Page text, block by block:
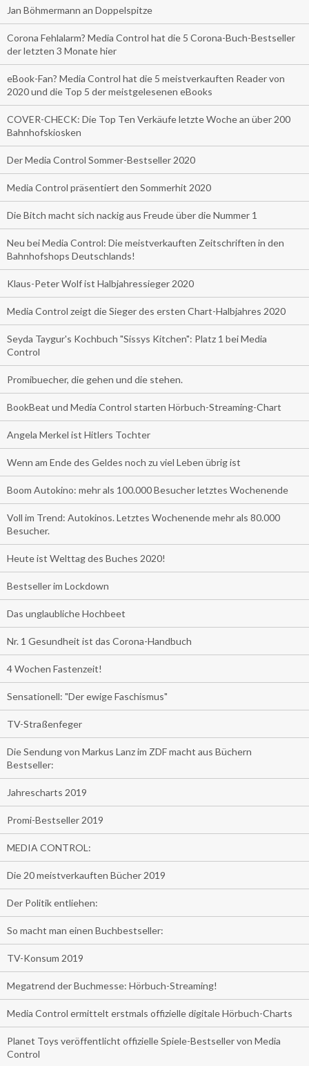
Jan Böhmermann an Doppelspitze
Corona Fehlalarm? Media Control hat die 5 Corona-Buch-Bestseller
der letzten 3 Monate hier
eBook-Fan? Media Control hat die 5 meistverkauften Reader von
2020 und die Top 5 der meistgelesenen eBooks
COVER-CHECK: Die Top Ten Verkäufe letzte Woche an über 200
Bahnhofskiosken
Der Media Control Sommer-Bestseller 2020
Media Control präsentiert den Sommerhit 2020
Die Bitch macht sich nackig aus Freude über die Nummer 1
Neu bei Media Control: Die meistverkauften Zeitschriften in den
Bahnhofshops Deutschlands!
Klaus-Peter Wolf ist Halbjahressieger 2020
Media Control zeigt die Sieger des ersten Chart-Halbjahres 2020
Seyda Taygur's Kochbuch "Sissys Kitchen": Platz 1 bei Media
Control
Promibuecher, die gehen und die stehen.
BookBeat und Media Control starten Hörbuch-Streaming-Chart
Angela Merkel ist Hitlers Tochter
Wenn am Ende des Geldes noch zu viel Leben übrig ist
Boom Autokino: mehr als 100.000 Besucher letztes Wochenende
Voll im Trend: Autokinos. Letztes Wochenende mehr als 80.000
Besucher.
Heute ist Welttag des Buches 2020!
Bestseller im Lockdown
Das unglaubliche Hochbeet
Nr. 1 Gesundheit ist das Corona-Handbuch
4 Wochen Fastenzeit!
Sensationell: "Der ewige Faschismus"
TV-Straßenfeger
Die Sendung von Markus Lanz im ZDF macht aus Büchern
Bestseller:
Jahrescharts 2019
Promi-Bestseller 2019
MEDIA CONTROL:
Die 20 meistverkauften Bücher 2019
Der Politik entliehen:
So macht man einen Buchbestseller:
TV-Konsum 2019
Megatrend der Buchmesse: Hörbuch-Streaming!
Media Control ermittelt erstmals offizielle digitale Hörbuch-Charts
Planet Toys veröffentlicht offizielle Spiele-Bestseller von Media
Control